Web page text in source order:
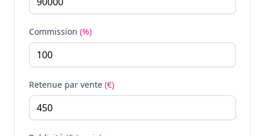
Commission (%)
Retenue par vente (€)